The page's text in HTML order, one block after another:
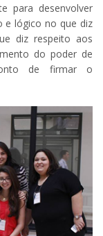
para desenvolver
e lógico no que diz
diz respeito aos
do poder de
de firmar o